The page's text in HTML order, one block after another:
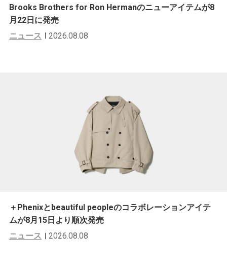
Brooks Brothers for Ron Hermanのニューアイテムが8
月22日に発売
ニュース
2026.08.08
＋Phenixとbeautiful peopleのコラボレーションアイテ
ムが8月15日より順次発売
ニュース
2026.08.08